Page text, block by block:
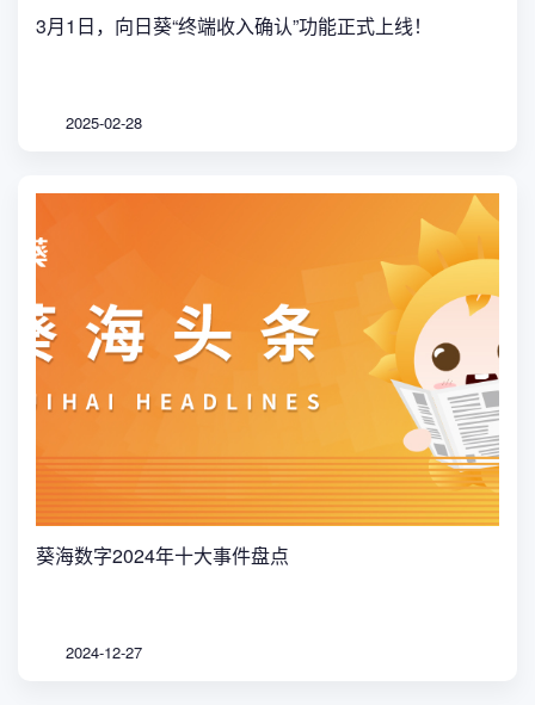
3月1日，向日葵“终端收入确认”功能正式上线！
2025-02-28
葵海数字2024年十大事件盘点
2024-12-27